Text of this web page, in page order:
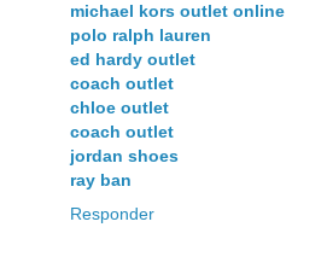
michael kors outlet online
polo ralph lauren
ed hardy outlet
coach outlet
chloe outlet
coach outlet
jordan shoes
ray ban
Responder